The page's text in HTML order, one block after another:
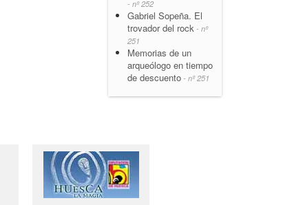
- nº 252
Gabriel Sopeña. El
trovador del rock - nº
251
Memorias de un
arqueólogo en tiempo
de descuento - nº 251